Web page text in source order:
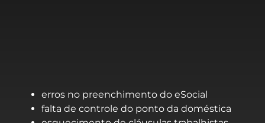
erros no preenchimento do eSocial
falta de controle do ponto da doméstica